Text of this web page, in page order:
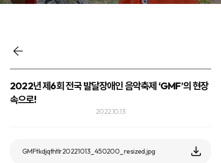
2022년 제6회 전국 발달장애인 음악축제 ‘GMF’의 현장
속으로!
2022.10.13
GMFtkdjqthtlr20221013_450200_resized.jpg